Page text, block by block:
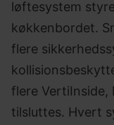
løftesystem
køkkenbordet.
flere
flere VertiInside,
tilsluttes. Hvert